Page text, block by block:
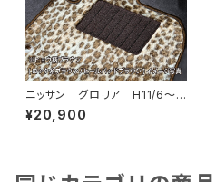
ニッサン グロリア H11/6〜H
16/10 Y34系 フロアマット
一式 カーマット スペシャルタ
¥20,900